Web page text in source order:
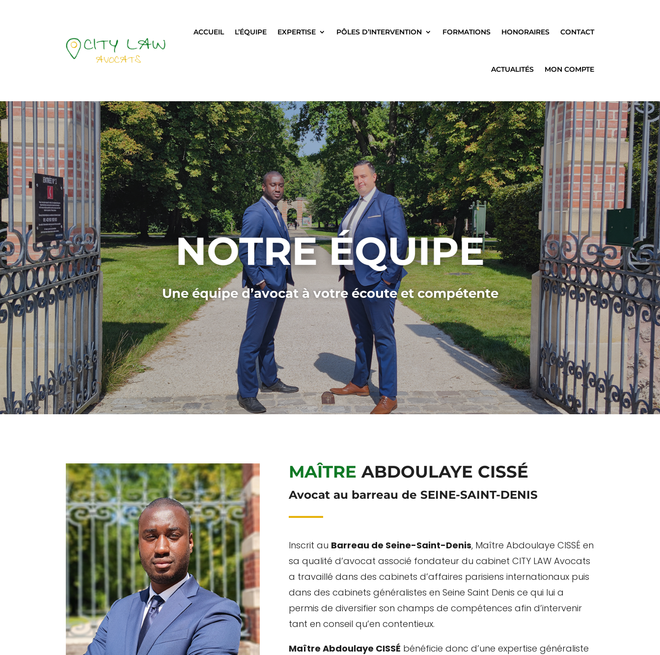
ACCUEIL L’ÉQUIPE EXPERTISE PÔLES D’INTERVENTION FORMATIONS HONORAIRES CONTACT
ACTUALITÉS MON COMPTE
NOTRE ÉQUIPE
Une équipe d’avocat à votre écoute et compétente
MAÎTRE ABDOULAYE CISSÉ
Avocat au barreau de SEINE-SAINT-DENIS
Inscrit au Barreau de Seine-Saint-Denis, Maître Abdoulaye CISSÉ en
sa qualité d’avocat associé fondateur du cabinet CITY LAW Avocats
a travaillé dans des cabinets d’affaires parisiens internationaux puis
dans des cabinets généralistes en Seine Saint Denis ce qui lui a
permis de diversifier son champs de compétences afin d’intervenir
tant en conseil qu’en contentieux.
Maître Abdoulaye CISSÉ bénéficie donc d’une expertise généraliste